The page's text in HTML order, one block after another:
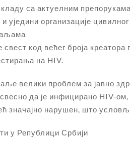
са актуелним
уједини организације
свест код већег броја
на HIV.
велики проблем за јавно
свесно да је инфицирано HIV-
значајно нарушен, што
у Републици Србији